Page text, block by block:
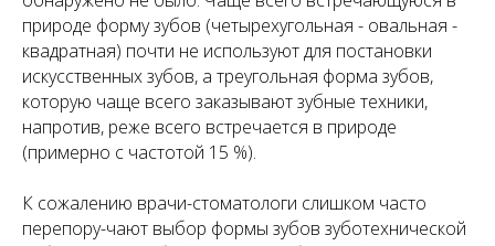
природе форму зубов (четырехугольная - овальная -
квадратная) почти не используют для постановки
искусственных зубов, а треугольная форма зубов,
которую чаще всего заказывают зубные техники,
напротив, реже всего встречается в природе
(примерно с частотой 15 %).
К сожалению врачи-стоматологи слишком часто
перепору-чают выбор формы зубов зуботехнической